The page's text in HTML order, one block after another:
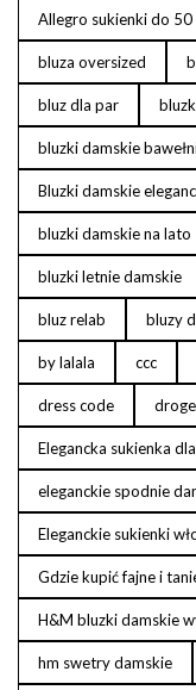
Allegro sukienki do 50
bluza oversized
bluz dla par
bluzki damskie
Bluzki damskie
bluzki damskie na lato
bluzki letnie damskie
bluz relab bluzy
by lalala ccc
dress code
Elegancka sukienka
eleganckie spodnie
Eleganckie sukienki
Gdzie kupić fajne i
H&M bluzki damskie
hm swetry damskie